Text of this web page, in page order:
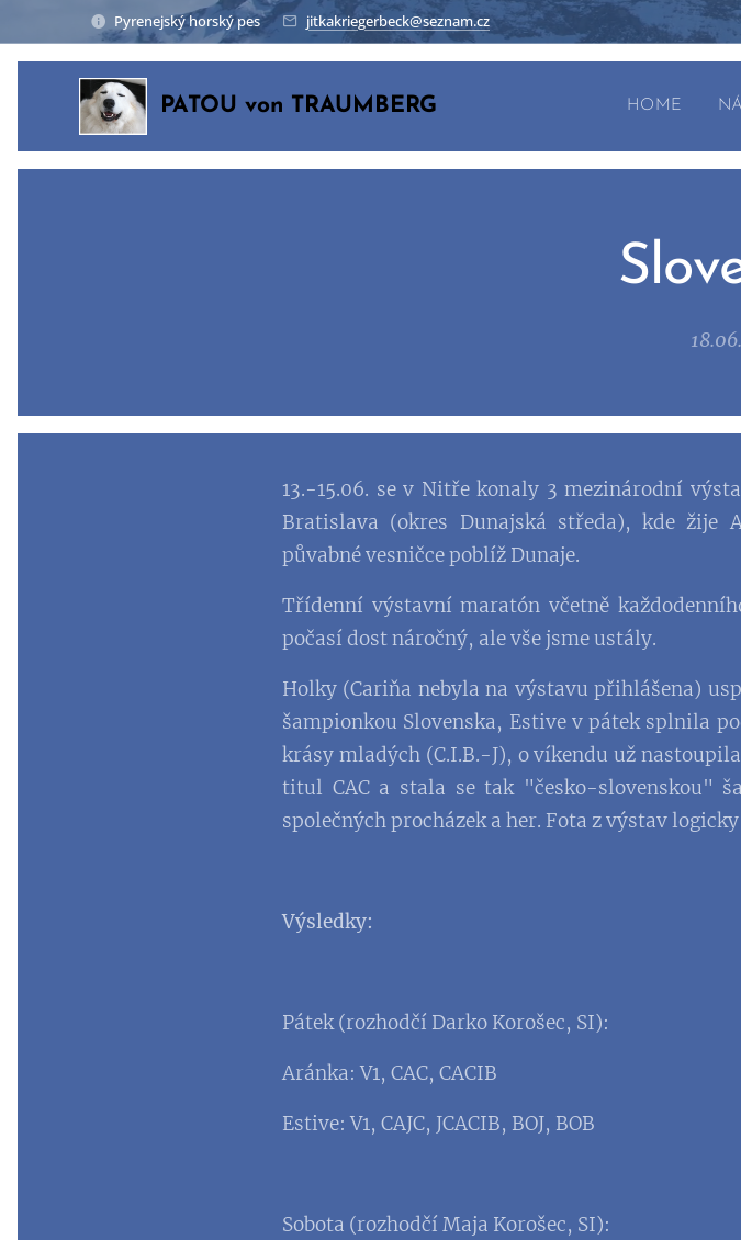
Pyrenejský horský pes jitkakriegerbeck@seznam.cz
PATOU von TRAUMBERG HOME
13.-15.06. se v Nitře konaly 3 mezinárodní
Bratislava (okres Dunajská středa), kde žije
půvabné vesničce poblíž Dunaje.
Třídenní výstavní maratón včetně
počasí dost náročný, ale vše jsme ustály.
Holky (Cariňa nebyla na výstavu přihlášena)
šampionkou Slovenska, Estive v pátek splnila
krásy mladých (C.I.B.-J), o víkendu už
titul CAC a stala se tak "česko-slovenskou"
společných procházek a her. Fota z výstav
Výsledky:
Pátek (rozhodčí Darko Korošec, SI):
Aránka: V1, CAC, CACIB
Estive: V1, CAJC, JCACIB, BOJ, BOB
Sobota (rozhodčí Maja Korošec, SI):